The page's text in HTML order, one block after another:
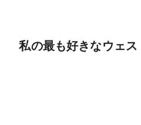
私の最も好きなウェ